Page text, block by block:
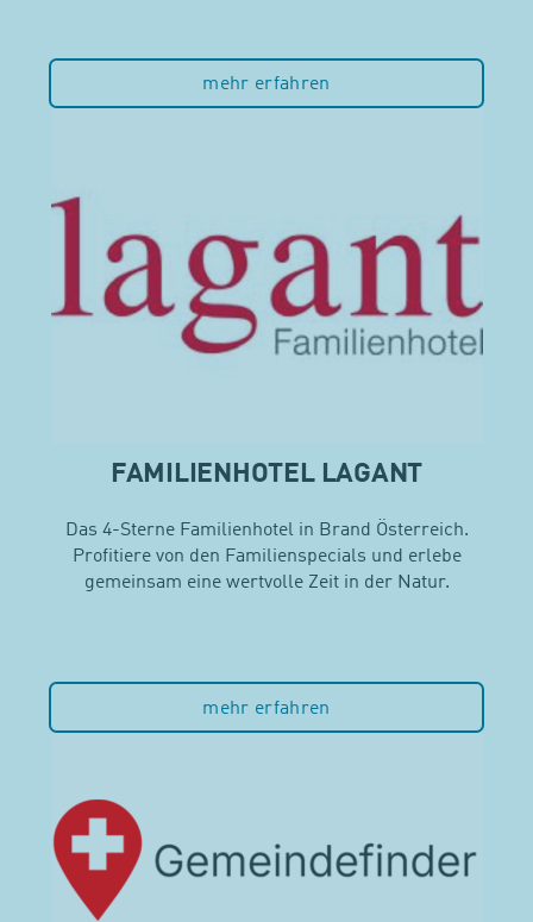
mehr erfahren
FAMILIENHOTEL LAGANT
Das 4-Sterne Familienhotel in Brand Österreich.
Profitiere von den Familienspecials und erlebe
gemeinsam eine wertvolle Zeit in der Natur.
mehr erfahren